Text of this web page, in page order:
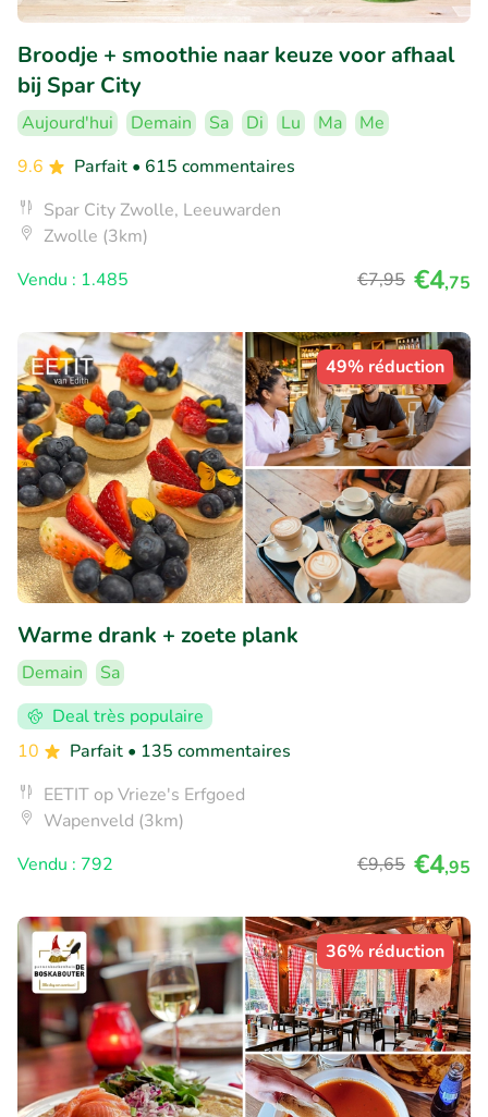
Broodje + smoothie naar keuze voor afhaal
bij Spar City
Aujourd'hui Demain Sa Di Lu Ma
Me
9.6
Parfait • 615 commentaires
Spar City Zwolle, Leeuwarden
Zwolle (3km)
Vendu : 1.485
€7,95 €4,75
49% réduction
Warme drank + zoete plank
Demain
Sa
Deal très populaire
10
Parfait • 135 commentaires
EETIT op Vrieze's Erfgoed
Wapenveld (3km)
Vendu : 792
€9,65 €4,95
36% réduction